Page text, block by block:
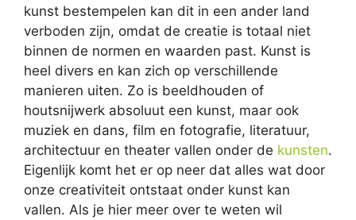
kunst bestempelen kan dit in een ander land
verboden zijn, omdat de creatie is totaal niet
binnen de normen en waarden past. Kunst is
heel divers en kan zich op verschillende
manieren uiten. Zo is beeldhouden of
houtsnijwerk absoluut een kunst, maar ook
muziek en dans, film en fotografie, literatuur,
architectuur en theater vallen onder de kunsten.
Eigenlijk komt het er op neer dat alles wat door
onze creativiteit ontstaat onder kunst kan
vallen. Als je hier meer over te weten wil